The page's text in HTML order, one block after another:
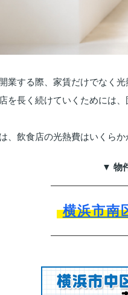
業する際、家賃だけでなく
を長く続けていくためには
、飲食店の光熱費はいくら
▼ 物
横浜市南